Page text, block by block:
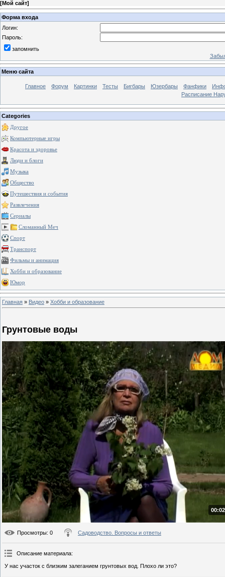
[Мой сайт]
Форма входа
Логин:
Пароль:
запомнить
Меню сайта
Главное Форум Картинки Тесты Бигбары Юзербары Фанфики
Расписание
Categories
Другое
Компьютерные игры
Красота и здоровье
Люди и блоги
Музыка
Общество
Путешествия и события
Развлечения
Сериалы
Сломанный Меч
Спорт
Транспорт
Фильмы и анимация
Хобби и образование
Юмор
Главная » Видео » Хобби и образование
Грунтовые воды
Просмотры: 0 Садоводство. Вопросы и ответы
Описание материала:
У нас участок с близким залеганием грунтовых вод. Плохо ли это?